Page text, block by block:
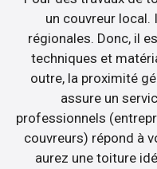
un couvreur
régionales. Donc, il
techniques et
outre, la proximité
assure un
professionnels
couvreurs) répond à
aurez une toiture